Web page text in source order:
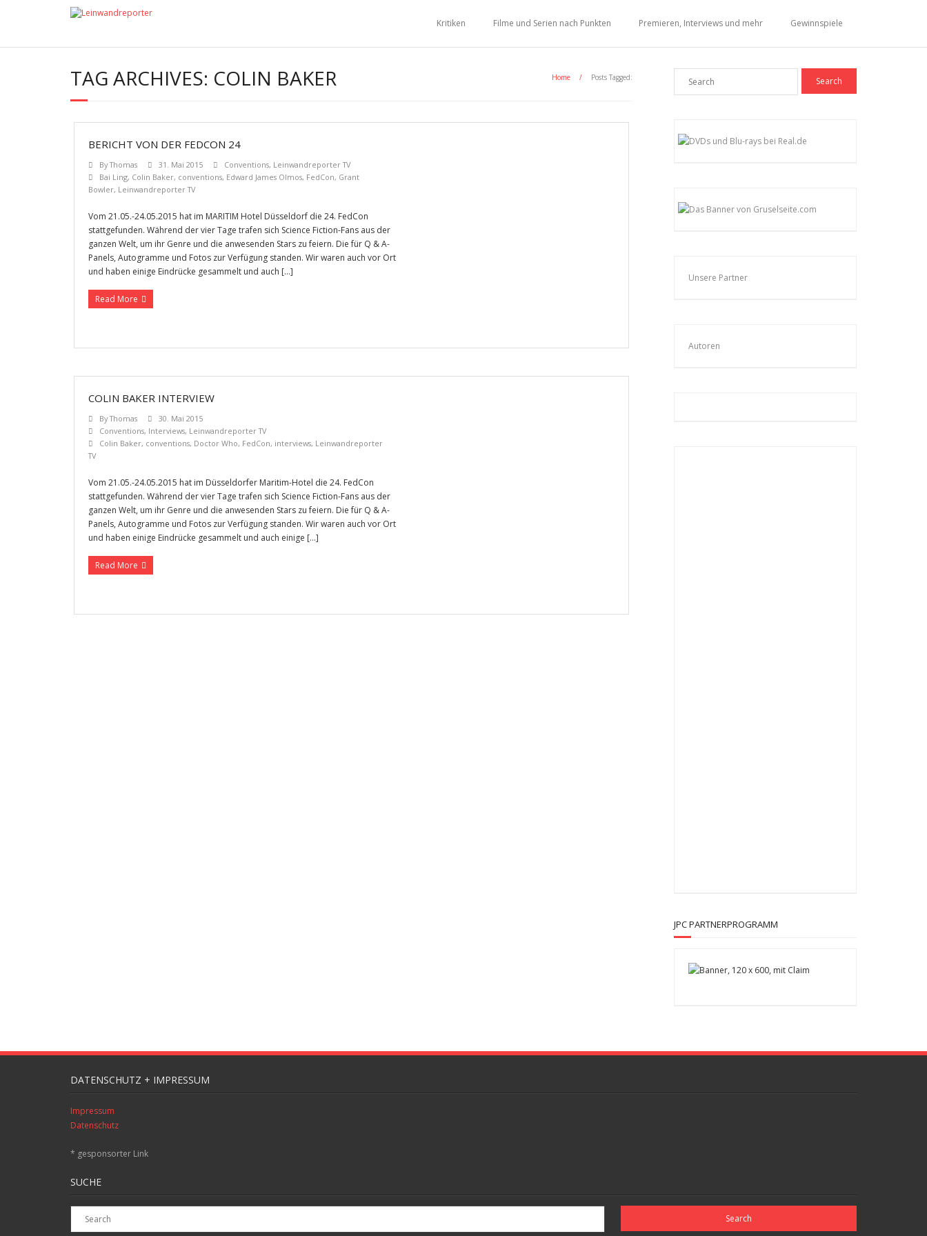
Kritiken Filme und Serien nach Punkten Premieren, Interviews und mehr Gewinnspiele
TAG ARCHIVES: COLIN BAKER Home / Posts Tagged:
BERICHT VON DER FEDCON 24
ByThomas 31. Mai 2015 Conventions, Leinwandreporter TV
Bai Ling, Colin Baker, conventions, Edward James Olmos, FedCon, Grant
Bowler, Leinwandreporter TV
Vom 21.05.-24.05.2015 hat im MARITIM Hotel Düsseldorf die 24. FedCon
stattgefunden. Während der vier Tage trafen sich Science Fiction-Fans aus der
ganzen Welt, um ihr Genre und die anwesenden Stars zu feiern. Die für Q & A-
Panels, Autogramme und Fotos zur Verfügung standen. Wir waren auch vor Ort
und haben einige Eindrücke gesammelt und auch […]
Read More
COLIN BAKER INTERVIEW
ByThomas
30. Mai 2015
Conventions, Interviews, Leinwandreporter TV
Colin Baker, conventions, Doctor Who, FedCon, interviews, Leinwandreporter
TV
Vom 21.05.-24.05.2015 hat im Düsseldorfer Maritim-Hotel die 24. FedCon
stattgefunden. Während der vier Tage trafen sich Science Fiction-Fans aus der
ganzen Welt, um ihr Genre und die anwesenden Stars zu feiern. Die für Q & A-
Panels, Autogramme und Fotos zur Verfügung standen. Wir waren auch vor Ort
und haben einige Eindrücke gesammelt und auch einige […]
Read More
Unsere Partner
Autoren
JPC PARTNERPROGRAMM
DATENSCHUTZ + IMPRESSUM
Impressum
Datenschutz
* gesponsorter Link
SUCHE